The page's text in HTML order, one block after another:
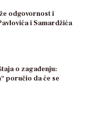
odgovornost i
i Samardžića
o zagađenju:
poručio da će se